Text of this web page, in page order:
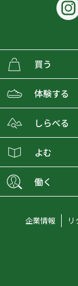
買う
取り
ショッ
会員募
体験する
おとな
グラビ
しらべる
登山レ
オンラ
よむ
働く
企業情報